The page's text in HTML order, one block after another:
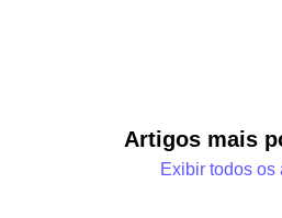
Artigos mais
Exibir todos os